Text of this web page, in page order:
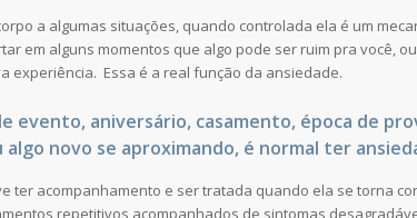
a algumas situações, quando controlada ela é um
em alguns momentos que algo pode ser ruim pra você,
experiência. Essa é a real função da ansiedade.
evento, aniversário, casamento, época de
novo se aproximando, é normal ter
ter acompanhamento e ser tratada quando ela se torna
repetitivos acompanhados de sintomas